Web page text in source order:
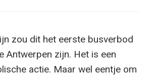
zou dit het eerste busverbod
Antwerpen zijn. Het is een
actie. Maar wel eentje om